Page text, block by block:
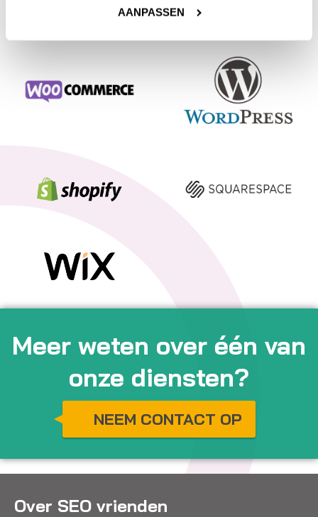
AANPASSEN
Meer weten over één van
onze diensten?
NEEM CONTACT OP
Over SEO vrienden